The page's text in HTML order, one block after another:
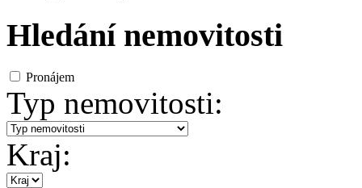
Hledání nemovitosti
Pronájem
Typ nemovitosti:
Kraj: